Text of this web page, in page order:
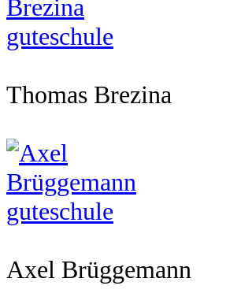
Thomas Brezina
Axel Brüggemann